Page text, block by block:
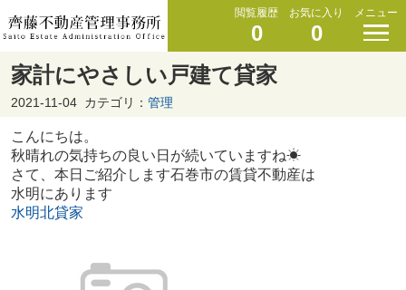
閲覧履歴
0
お気に入り
0
メニュー
家計にやさしい戸建て貸家
2021-11-04 カテゴリ： 管理
こんにちは。
秋晴れの気持ちの良い日が続いていますね☀
さて、本日ご紹介します石巻市の賃貸不動産は
水明にあります
水明北貸家